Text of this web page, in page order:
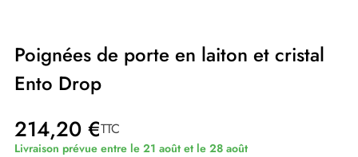
Poignées de porte en laiton et cristal
Ento Drop
214,20 €TTC
Livraison prévue entre le 21 août et le 28 août